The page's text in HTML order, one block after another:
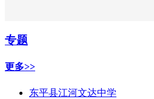
专题
更多>>
东平县江河文达中学